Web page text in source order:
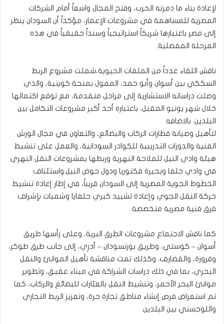
لإعادة بناء ما دمرته الحرب، وفتح المجال واسعاً أمام الشركات
المصرية للمساهمة في مشروعات الإعمار، مؤكداً أن السودان ينظر
إلى مصر باعتبارها شريكاً استراتيجياً وسنداً حقيقياً في هذه
المرحلة المفصلية.
ناقش اللقاء عدداً من الملفات الحيوية،شملت مشروع الربط
السككي بين أسوان وأبو حمد، الممول بمنحة كويتية، والذي
وصلت دراساته الاستشارية إلى مراحل متقدمة، مع توقع اكتمالها
خلال شهر يونيو المقبل، باعتباره أحد أكبر مشروعات التكامل بين
البلدين. بالاضافه
لتأهيل وصيانة قطارات الركاب والبضائع، والتعاون في مجال الورش
الفنية والدورات التدريبية للكوادر السودانية، والعمل على تنشيط
هيئة وادي النيل للملاحة النهرية وربطها بمشروعات النقل النهري
في وادي حلفا وبحيرة فكتوريا ودول حوض النيل.واستئناف
الخطوط الجوية المصرية إلى السودان قريباً، في إطار إعادة تنشيط
حركة النقل الجوي وإعادة تشييد كبري حلفايا وشمبات بإشراف
فرق فنية مصرية متخصصة.
كما ناقش الاجتماع مشروعات الطرق البرية، وعلى رأسها طريق
أسوان – كوستي، وطريق بورتسودان – أدرِي، إلى جانب طرق طوكر،
وقرورة، والقضارف. وكذلك تمت مناقشة تأهيل الموانئ والنقل
البحري، بما في ذلك دراسات الشراكة في ميناء عقيق، وتطوير
موانئ البحر الأحمر، وتنشيط النقل بالعبّارات للبضائع والركاب، كما
تم استعراض فرص إنشاء مناطق تجارة حرة، وتعزيز الربط التجاري
واللوجستي بين البلدين.